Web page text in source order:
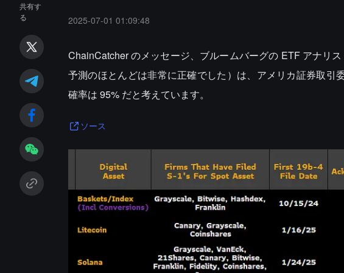
共有す
る
2025-07-01 01:09:48
ChainCatcher のメッセージ、ブルームバーグの ETF アナリ
予測のほとんどは非常に正確でした）は、アメリカ証券取引
確率は 95% だと考えています。
ソース